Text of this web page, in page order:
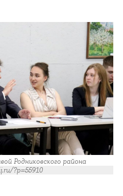
Родниковского района
?p=55910